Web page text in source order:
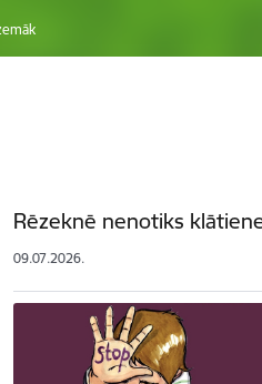
Rēzeknē nenotiks
09.07.2026.